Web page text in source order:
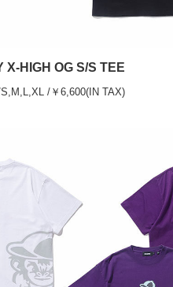
X-HIGH OG S/S TEE
/￥6,600(IN TAX)